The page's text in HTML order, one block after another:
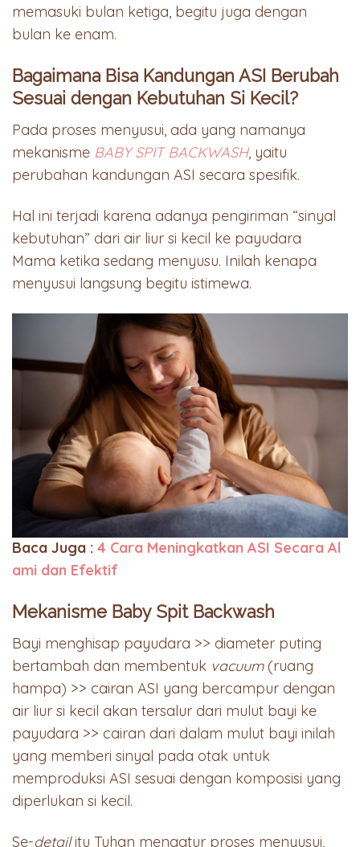
memasuki bulan ketiga, begitu juga dengan
bulan ke enam.
Bagaimana Bisa Kandungan ASI Berubah
Sesuai dengan Kebutuhan Si Kecil?
Pada proses menyusui, ada yang namanya
mekanisme BABY SPIT BACKWASH, yaitu
perubahan kandungan ASI secara spesifik.
Hal ini terjadi karena adanya pengiriman “sinyal
kebutuhan” dari air liur si kecil ke payudara
Mama ketika sedang menyusu. Inilah kenapa
menyusui langsung begitu istimewa.
Baca Juga : 4 Cara Meningkatkan ASI Secara Al
ami dan Efektif
Mekanisme Baby Spit Backwash
Bayi menghisap payudara >> diameter puting
bertambah dan membentuk vacuum(ruang
hampa) >> cairan ASI yang bercampur dengan
air liur si kecil akan tersalur dari mulut bayi ke
payudara >> cairan dari dalam mulut bayi inilah
yang memberi sinyal pada otak untuk
memproduksi ASI sesuai dengan komposisi yang
diperlukan si kecil.
Se-detailitu Tuhan mengatur proses menyusui,